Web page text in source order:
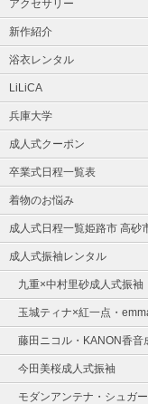
アクセサリー
新作紹介
浴衣レンタル
LiLiCA
兵庫大学
成人式クーポン
卒業式日程一覧表
着物のお悩み
成人式日程一覧姫路市 高砂
成人式振袖レンタル
九重×中村里砂成人式振袖
玉城ティナ×紅一点・
藤田ニコル・KANON香音
今田美桜成人式振袖
モダンアンテナ・シュガ